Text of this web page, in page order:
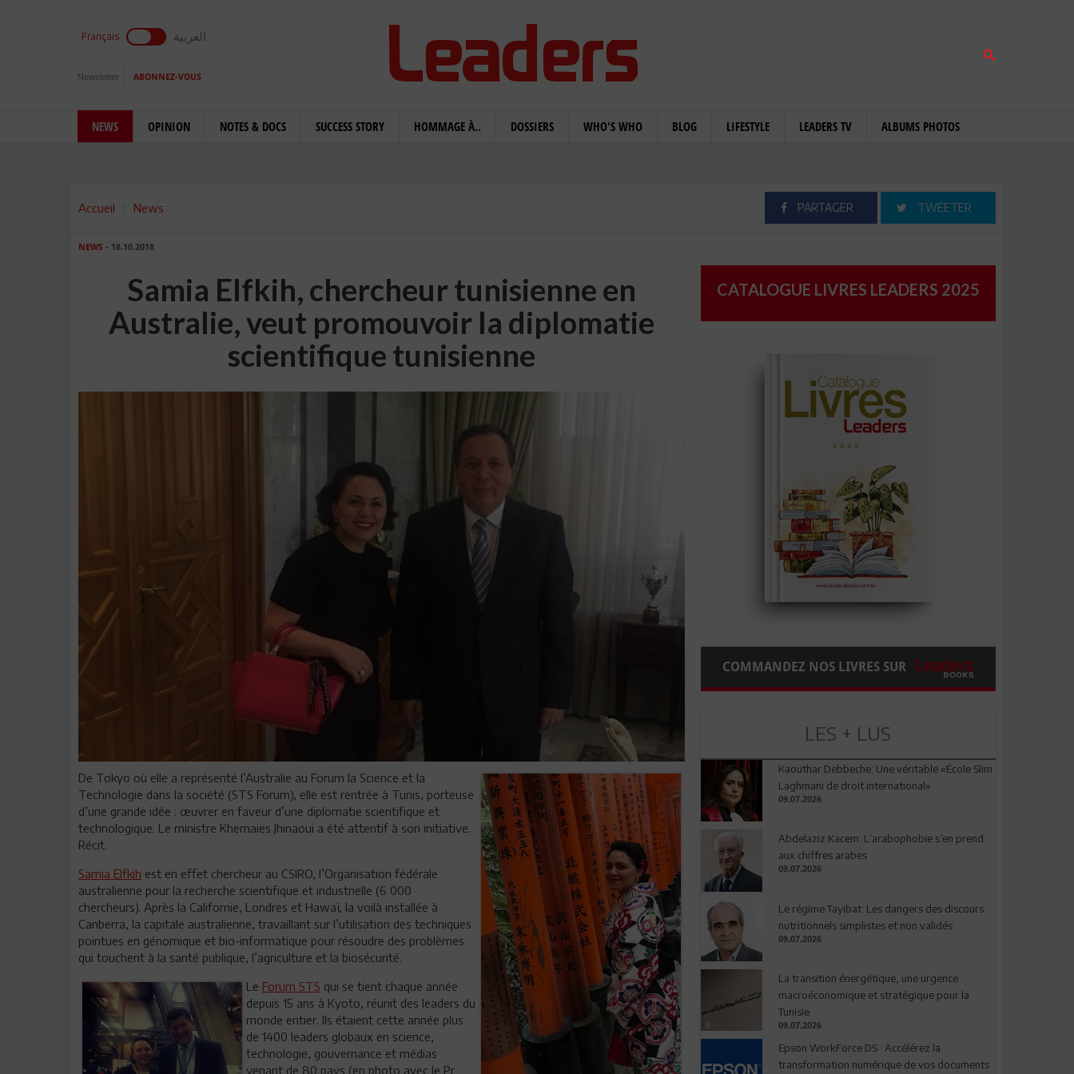
Français العربية
Newsletter ABONNEZ-VOUS
NEWS OPINION NOTES & DOCS SUCCESS STORY HOMMAGE À.. DOSSIERS WHO'S WHO BLOG LIFESTYLE LEADERS TV ALBUMS PHOTOS
Accueil News PARTAGER TWEETER
NEWS - 18.10.2018
Samia Elfkih, chercheur tunisienne en
Australie, veut promouvoir la diplomatie
scientifique tunisienne
De Tokyo où elle a représenté l’Australie au Forum la Science et la
Technologie dans la société (STS Forum), elle est rentrée à Tunis, porteuse
d’une grande idée : œuvrer en faveur d’une diplomatie scientifique et
technologique. Le ministre Khemaies Jhinaoui a été attentif à son initiative.
Récit.
Samia Elfkih est en effet chercheur au CSIRO, l’Organisation fédérale
australienne pour la recherche scientifique et industrielle (6 000
chercheurs). Après la Californie, Londres et Hawaï, la voilà installée à
Canberra, la capitale australienne, travaillant sur l’utilisation des techniques
pointues en génomique et bio-informatique pour résoudre des problèmes
qui touchent à la santé publique, l’agriculture et la biosécurité.
Le Forum STS qui se tient chaque année
depuis 15 ans à Kyoto, réunit des leaders du
monde entier. Ils étaient cette année plus
de 1400 leaders globaux en science,
technologie, gouvernance et médias
venant de 80 pays (en photo avec le Pr
CATALOGUE LIVRES LEADERS 2025
COMMANDEZ NOS LIVRES SUR
LES + LUS
Kaouthar Debbeche: Une véritable «École Slim
Laghmani de droit international»
09.07.2026
Abdelaziz Kacem: L’arabophobie s’en prend
aux chiffres arabes
09.07.2026
Le régime Tayibat: Les dangers des discours
nutritionnels simplistes et non validés
09.07.2026
La transition énergétique, une urgence
macroéconomique et stratégique pour la
Tunisie
09.07.2026
Epson WorkForce DS : Accélérez la
transformation numérique de vos documents